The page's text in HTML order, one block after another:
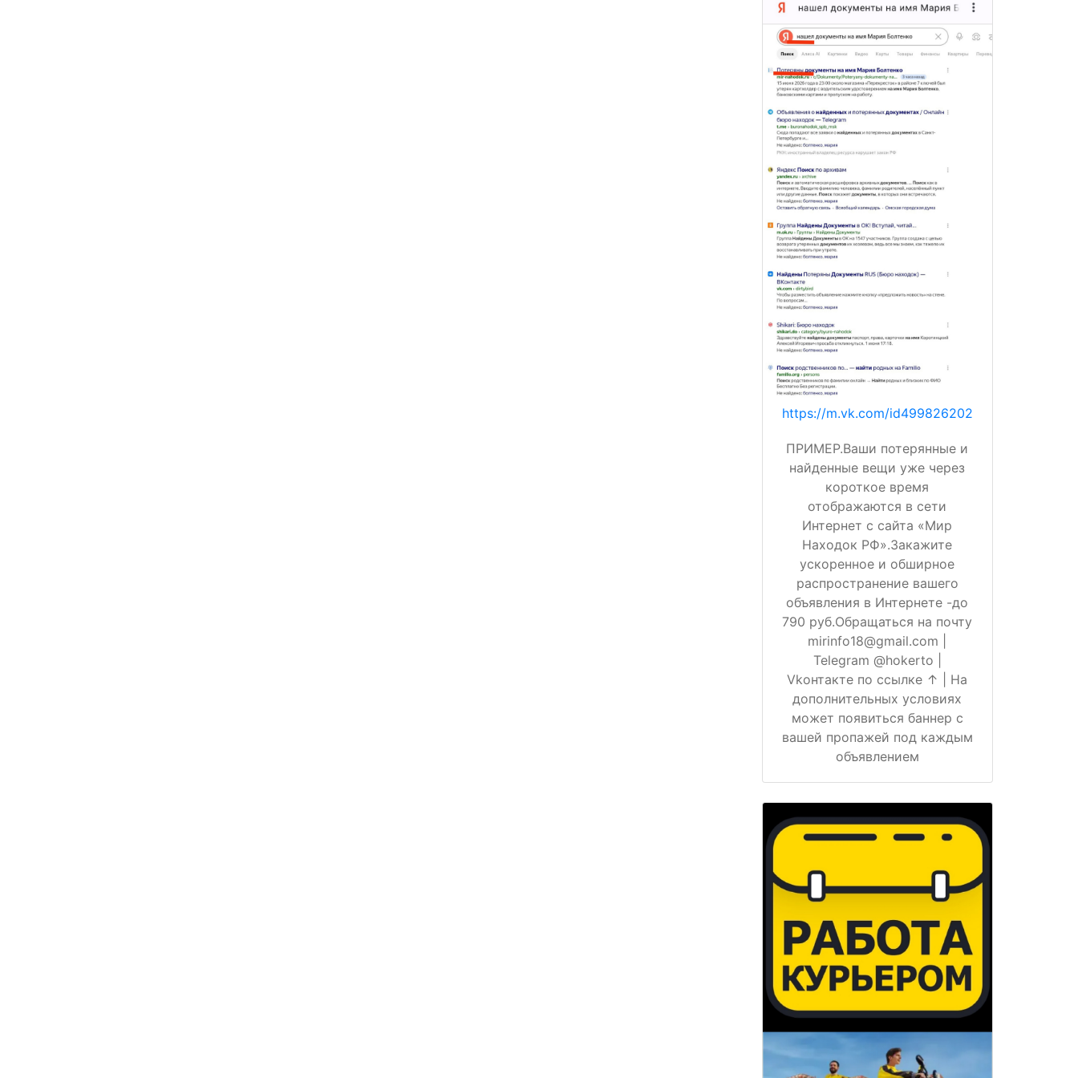
https://m.vk.com/id499826202
ПРИМЕР.Ваши потерянные и
найденные вещи уже через
короткое время
отображаются в сети
Интернет с сайта «Мир
Находок РФ».Закажите
ускоренное и обширное
распространение вашего
объявления в Интернете -до
790 руб.Обращаться на почту
mirinfo18@gmail.com |
Telegram @hokerto |
Vkонтакте по ссылке ↑ | На
дополнительных условиях
может появиться баннер с
вашей пропажей под каждым
объявлением